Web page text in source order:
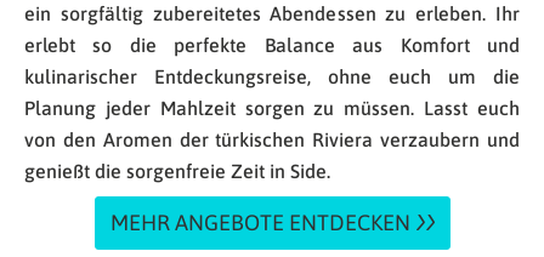
ein sorgfältig zubereitetes Abendessen zu erleben. Ihr
erlebt so die perfekte Balance aus Komfort und
kulinarischer Entdeckungsreise, ohne euch um die
Planung jeder Mahlzeit sorgen zu müssen. Lasst euch
von den Aromen der türkischen Riviera verzaubern und
genießt die sorgenfreie Zeit in Side.
MEHR ANGEBOTE ENTDECKEN